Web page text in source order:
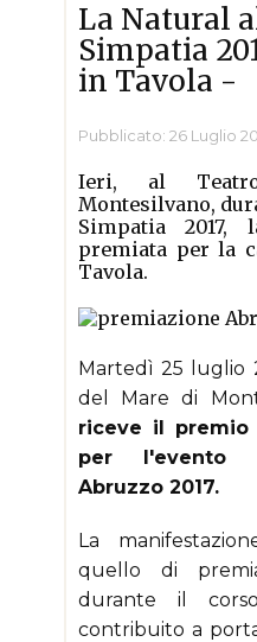
La Natural
Simpatia
in Tavola -
Pubblicato: 26 Luglio
Ieri, al
Montesilvano,
Simpatia
premiata per la
Tavola.
Martedì 25 luglio
del Mare di
riceve il premio
per l'evento
Abruzzo 2017.
La
quello di
durante il
contribuito a